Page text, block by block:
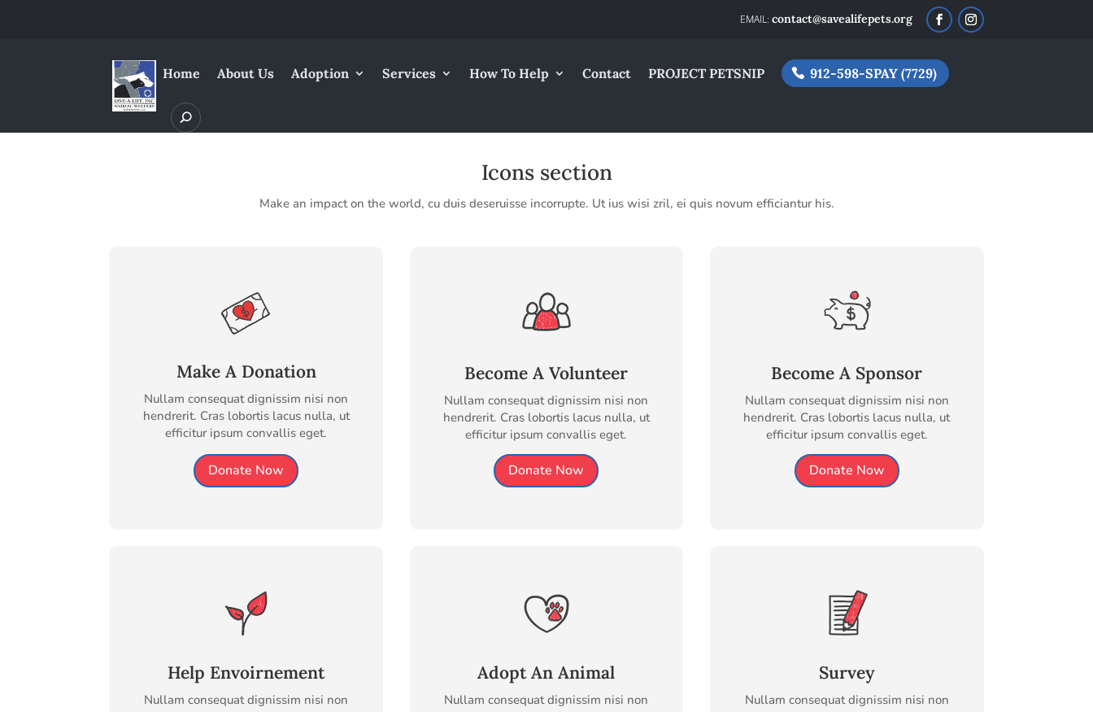
contact@savealifepets.org
Home About Us Adoption Services How To Help Contact PROJECT PETSNIP 912-598-SPAY (7729)
Icons section
Make an impact on the world, cu duis deseruisse incorrupte. Ut ius wisi zril, ei quis novum efficiantur his.
Make A Donation
Nullam consequat dignissim nisi non
hendrerit. Cras lobortis lacus nulla, ut
efficitur ipsum convallis eget.
Donate Now
Become A Volunteer
Nullam consequat dignissim nisi non
hendrerit. Cras lobortis lacus nulla, ut
efficitur ipsum convallis eget.
Donate Now
Become A Sponsor
Nullam consequat dignissim nisi non
hendrerit. Cras lobortis lacus nulla, ut
efficitur ipsum convallis eget.
Donate Now
Help Envoirnement
Nullam consequat dignissim nisi non
Adopt An Animal
Nullam consequat dignissim nisi non
Survey
Nullam consequat dignissim nisi non